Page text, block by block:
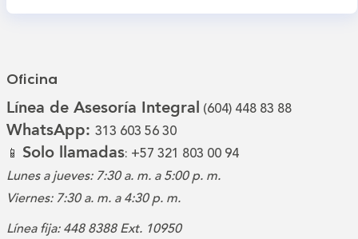
Oficina
Línea de Asesoría Integral (604) 448 83 88
WhatsApp: 313 603 56 30
📱 Solo llamadas: +57 321 803 00 94
Lunes a jueves: 7:30 a. m. a 5:00 p. m.
Viernes: 7:30 a. m. a 4:30 p. m.
Línea fija: 448 8388 Ext. 10950